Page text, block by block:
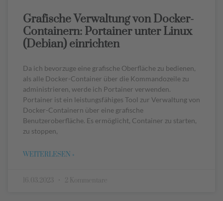
Grafische Verwaltung von Docker-
Containern: Portainer unter Linux
(Debian) einrichten
Da ich bevorzuge eine grafische Oberfläche zu bedienen,
als alle Docker-Container über die Kommandozeile zu
administrieren, werde ich Portainer verwenden.
Portainer ist ein leistungsfähiges Tool zur Verwaltung von
Docker-Containern über eine grafische
Benutzeroberfläche. Es ermöglicht, Container zu starten,
zu stoppen,
WEITERLESEN »
16.03.2023 2 Kommentare